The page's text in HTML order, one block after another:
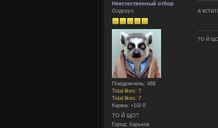
Неестественный отбор
Олдскул
Повідомлень: 486
Total likes: 7
Total likes: 7
Карма: +10/-0
ТО Й ЩО?
Город: Харьков
а
ТО Й